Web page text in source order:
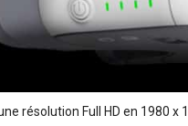
résolution Full HD en 1980 x